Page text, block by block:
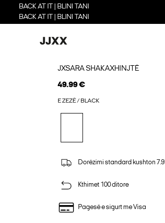
BACK AT IT | BLINI TANI
BACK AT IT | BLINI TANI
JXSARA SHAKAXHINJTË
49.99 €
E ZEZË / BLACK
Dorëzimi standard kushton
Kthimet 100 ditore
Pagesë e sigurt me Visa